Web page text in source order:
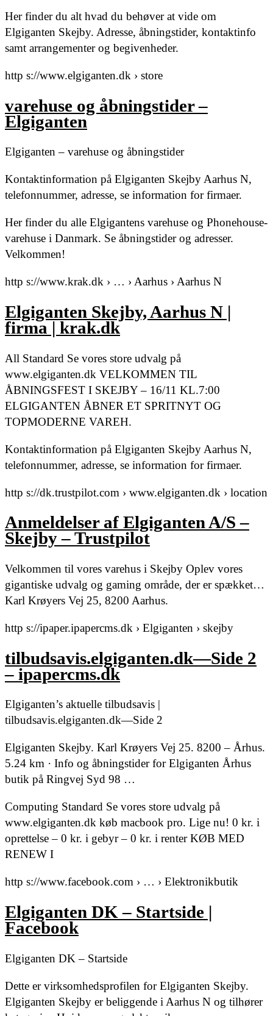
Her finder du alt hvad du behøver at vide om
Elgiganten Skejby. Adresse, åbningstider, kontaktinfo
samt arrangementer og begivenheder.
http s://www.elgiganten.dk › store
varehuse og åbningstider –
Elgiganten
Elgiganten – varehuse og åbningstider
Kontaktinformation på Elgiganten Skejby Aarhus N,
telefonnummer, adresse, se information for firmaer.
Her finder du alle Elgigantens varehuse og Phonehouse-
varehuse i Danmark. Se åbningstider og adresser.
Velkommen!
http s://www.krak.dk › … › Aarhus › Aarhus N
Elgiganten Skejby, Aarhus N |
firma | krak.dk
All Standard Se vores store udvalg på
www.elgiganten.dk VELKOMMEN TIL
ÅBNINGSFEST I SKEJBY – 16/11 KL.7:00
ELGIGANTEN ÅBNER ET SPRITNYT OG
TOPMODERNE VAREH.
Kontaktinformation på Elgiganten Skejby Aarhus N,
telefonnummer, adresse, se information for firmaer.
http s://dk.trustpilot.com › www.elgiganten.dk › location
Anmeldelser af Elgiganten A/S –
Skejby – Trustpilot
Velkommen til vores varehus i Skejby Oplev vores
gigantiske udvalg og gaming område, der er spækket…
Karl Krøyers Vej 25, 8200 Aarhus.
http s://ipaper.ipapercms.dk › Elgiganten › skejby
tilbudsavis.elgiganten.dk—Side 2
– ipapercms.dk
Elgiganten’s aktuelle tilbudsavis |
tilbudsavis.elgiganten.dk—Side 2
Elgiganten Skejby. Karl Krøyers Vej 25. 8200 – Århus.
5.24 km · Info og åbningstider for Elgiganten Århus
butik på Ringvej Syd 98 …
Computing Standard Se vores store udvalg på
www.elgiganten.dk køb macbook pro. Lige nu! 0 kr. i
oprettelse – 0 kr. i gebyr – 0 kr. i renter KØB MED
RENEW I
http s://www.facebook.com › … › Elektronikbutik
Elgiganten DK – Startside |
Facebook
Elgiganten DK – Startside
Dette er virksomhedsprofilen for Elgiganten Skejby.
Elgiganten Skejby er beliggende i Aarhus N og tilhører